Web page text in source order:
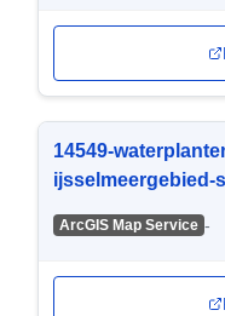
14549-
ijsselmeergebied-
ArcGIS Map Service -